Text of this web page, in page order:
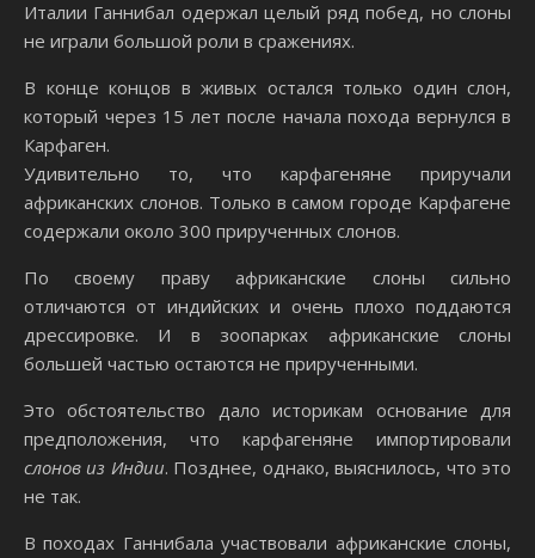
Италии Ганнибал одержал целый ряд побед, но слоны
не играли большой роли в сражениях.
В конце концов в живых остался только один слон,
который через 15 лет после начала похода вернулся в
Карфаген.
Удивительно то, что карфагеняне приручали
африканских слонов. Только в самом городе Карфагене
содержали около 300 прирученных слонов.
По своему праву африканские слоны сильно
отличаются от индийских и очень плохо поддаются
дрессировке. И в зоопарках африканские слоны
большей частью остаются не прирученными.
Это обстоятельство дало историкам основание для
предположения, что карфагеняне импортировали
слонов из Индии. Позднее, однако, выяснилось, что это
не так.
В походах Ганнибала участвовали африканские слоны,